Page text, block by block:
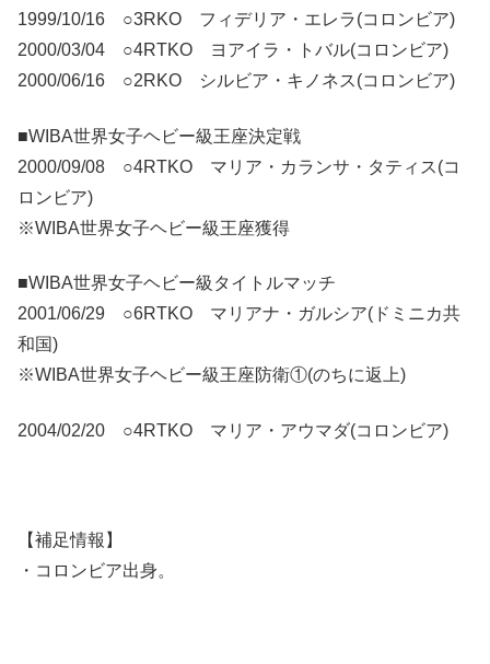
1999/10/16 ○3RKO フィデリア・エレラ(コロンビア)
2000/03/04 ○4RTKO ヨアイラ・トバル(コロンビア)
2000/06/16 ○2RKO シルビア・キノネス(コロンビア)
■WIBA世界女子ヘビー級王座決定戦
2000/09/08 ○4RTKO マリア・カランサ・タティス(コ
ロンビア)
※WIBA世界女子ヘビー級王座獲得
■WIBA世界女子ヘビー級タイトルマッチ
2001/06/29 ○6RTKO マリアナ・ガルシア(ドミニカ共
和国)
※WIBA世界女子ヘビー級王座防衛①(のちに返上)
2004/02/20 ○4RTKO マリア・アウマダ(コロンビア)
【補足情報】
・コロンビア出身。